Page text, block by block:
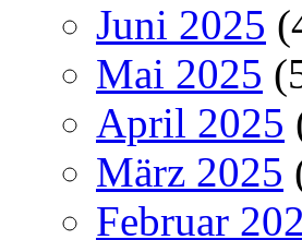
Juni 2025
Mai 2025
April 2025
März 2025
Februar